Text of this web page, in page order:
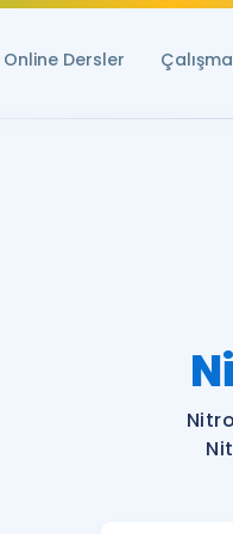
Online Dersler